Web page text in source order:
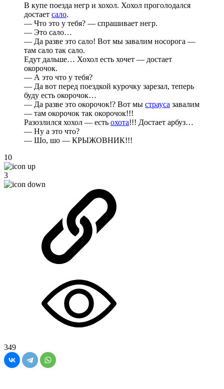
В купе поезда негр и хохол. Хохол проголодался
достает сало.
— Что это у тебя? — спрашивает негр.
— Это сало…
— Да разве это сало! Вот мы завалим носорога —
там сало так сало.
Едут дальше… Хохол есть хочет — достает
окорочок.
— А это что у тебя?
— Да вот перед поездкой курочку зарезал, теперь
буду есть окорочок…
— Да разве это окорочок!? Вот мы страуса завалим
— там окорочок так окорочок!!!
Разозлился хохол — есть охота!!! Достает арбуз…
— Ну а это что?
— Шо, шо — КРЫЖОВНИК!!!
10
3
349